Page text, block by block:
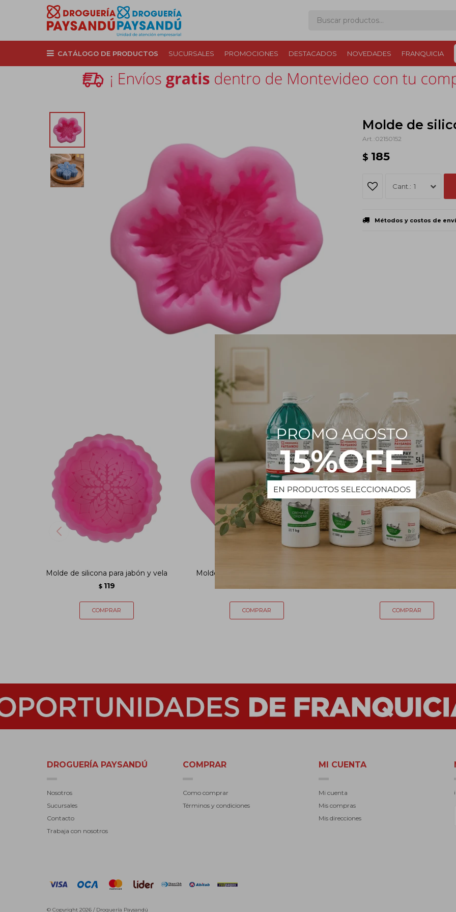
CATÁLOGO DE PRODUCTOS SUCURSALES PROMOCIONES DESTACADOS NOVEDADES FRANQUICIA
Molde de
02150152
$ 185
1
Métodos y costos de
PRODUCTOS QUE TE PUEDEN INTERESAR
Molde de silicona para jabón y vela
$ 119
Molde de silicona para jabón y vela
DROGUERÍA PAYSANDÚ
Nosotros
Sucursales
Contacto
Trabaja con nosotros
COMPRAR
Como comprar
Términos y condiciones
MI CUENTA
Mi cuenta
Mis compras
Mis direcciones
© Copyright 2026 / Droguería Paysandú